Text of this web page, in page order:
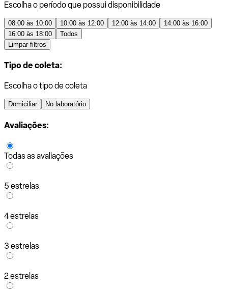
Escolha o período que possui disponibilidade
08:00 às 10:00 10:00 às 12:00 12:00 às 14:00
14:00 às 16:00
16:00 às 18:00
Todos
Limpar filtros
Tipo de coleta:
Escolha o tipo de coleta
Domiciliar No laboratório
Avaliações:
Todas as avaliações
5 estrelas
4 estrelas
3 estrelas
2 estrelas